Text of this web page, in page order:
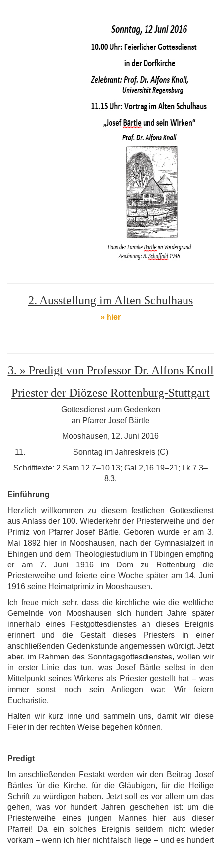
2. Ausstellung im Alten Schulhaus
» hier
3. » Predigt von Professor Dr. Alfons Knoll
Priester der Diözese Rottenburg-Stuttgart
Gottesdienst zum Gedenken
an Pfarrer Josef Bärtle
Mooshausen, 12. Juni 2016
Sonntag im Jahreskreis (C)
Schrifttexte: 2 Sam 12,7–10.13; Gal 2,16.19–21; Lk 7,3–
8,3.
Einführung
Herzlich willkommen zu diesem festlichen Gottesdienst
aus Anlass der 100. Wiederkehr der Priesterweihe und der
Primiz von Pfarrer Josef Bärtle. Geboren wurde er am 3.
Mai 1892 hier in Mooshausen, nach der Gymnasialzeit in
Ehingen und dem Theologiestudium in Tübingen empfing
er am 7. Juni 1916 im Dom zu Rottenburg die
Priesterweihe und feierte eine Woche später am 14. Juni
1916 seine Heimatprimiz in Mooshausen.
Ich freue mich sehr, dass die kirchliche wie die weltliche
Gemeinde von Mooshausen sich hundert Jahre später
innerhalb eines Festgottesdienstes an dieses Ereignis
erinnert und die Gestalt dieses Priesters in einer
anschließenden Gedenkstunde angemessen würdigt. Jetzt
aber, im Rahmen des Sonntagsgottesdienstes, wollen wir
in erster Linie das tun, was Josef Bärtle selbst in den
Mittelpunkt seines Wirkens als Priester gestellt hat – was
immer sonst noch sein Anliegen war: Wir feiern
Eucharistie.
Halten wir kurz inne und sammeln uns, damit wir diese
Feier in der rechten Weise begehen können.
Predigt
Im anschließenden Festakt werden wir den Beitrag Josef
Bärtles für die Kirche, für die Gläubigen, für die Heilige
Schrift zu würdigen haben. Jetzt soll es vor allem um das
gehen, was vor hundert Jahren geschehen ist: um die
Priesterweihe eines jungen Mannes hier aus dieser
Pfarrei! Da ein solches Ereignis seitdem nicht wieder
vorkam – wenn ich hier nicht falsch liege – und es hundert